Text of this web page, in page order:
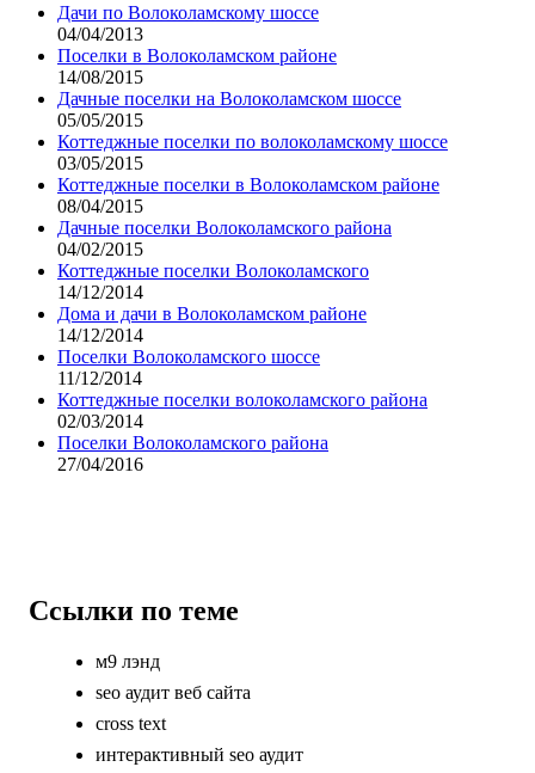
Дачи по Волоколамскому шоссе
04/04/2013
Поселки в Волоколамском районе
14/08/2015
Дачные поселки на Волоколамском шоссе
05/05/2015
Коттеджные поселки по волоколамскому шоссе
03/05/2015
Коттеджные поселки в Волоколамском районе
08/04/2015
Дачные поселки Волоколамского района
04/02/2015
Коттеджные поселки Волоколамского
14/12/2014
Дома и дачи в Волоколамском районе
14/12/2014
Поселки Волоколамского шоссе
11/12/2014
Коттеджные поселки волоколамского района
02/03/2014
Поселки Волоколамского района
27/04/2016
Ссылки по теме
м9 лэнд
seo аудит веб сайта
cross text
интерактивный seo аудит